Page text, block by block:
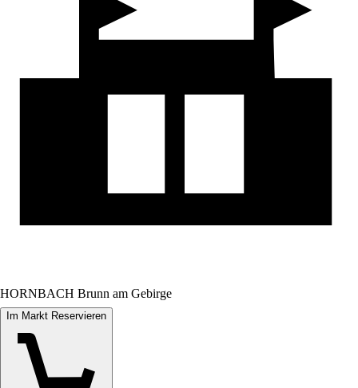
HORNBACH Brunn am Gebirge
Im Markt Reservieren